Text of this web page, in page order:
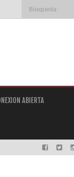
ABIERTA